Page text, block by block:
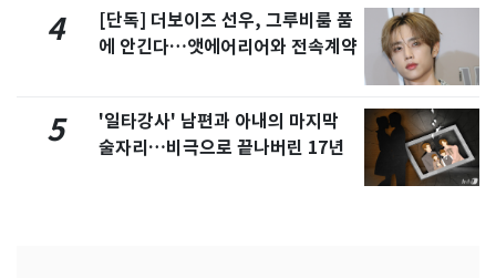
4
[단독] 더보이즈 선우, 그루비룸 품
에 안긴다…앳에어리어와 전속계약
5
'일타강사' 남편과 아내의 마지막
술자리…비극으로 끝나버린 17년